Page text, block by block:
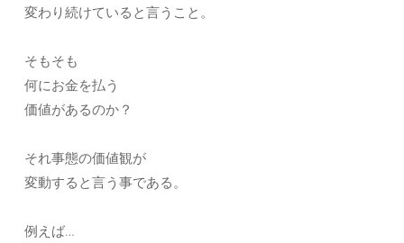
変わり続けていると言うこと。
そもそも
何にお金を払う
価値があるのか？
それ事態の価値観が
変動すると言う事である。
例えば…